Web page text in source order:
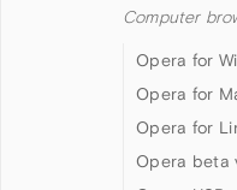
Computer
Opera for
Opera for
Opera for
Opera beta